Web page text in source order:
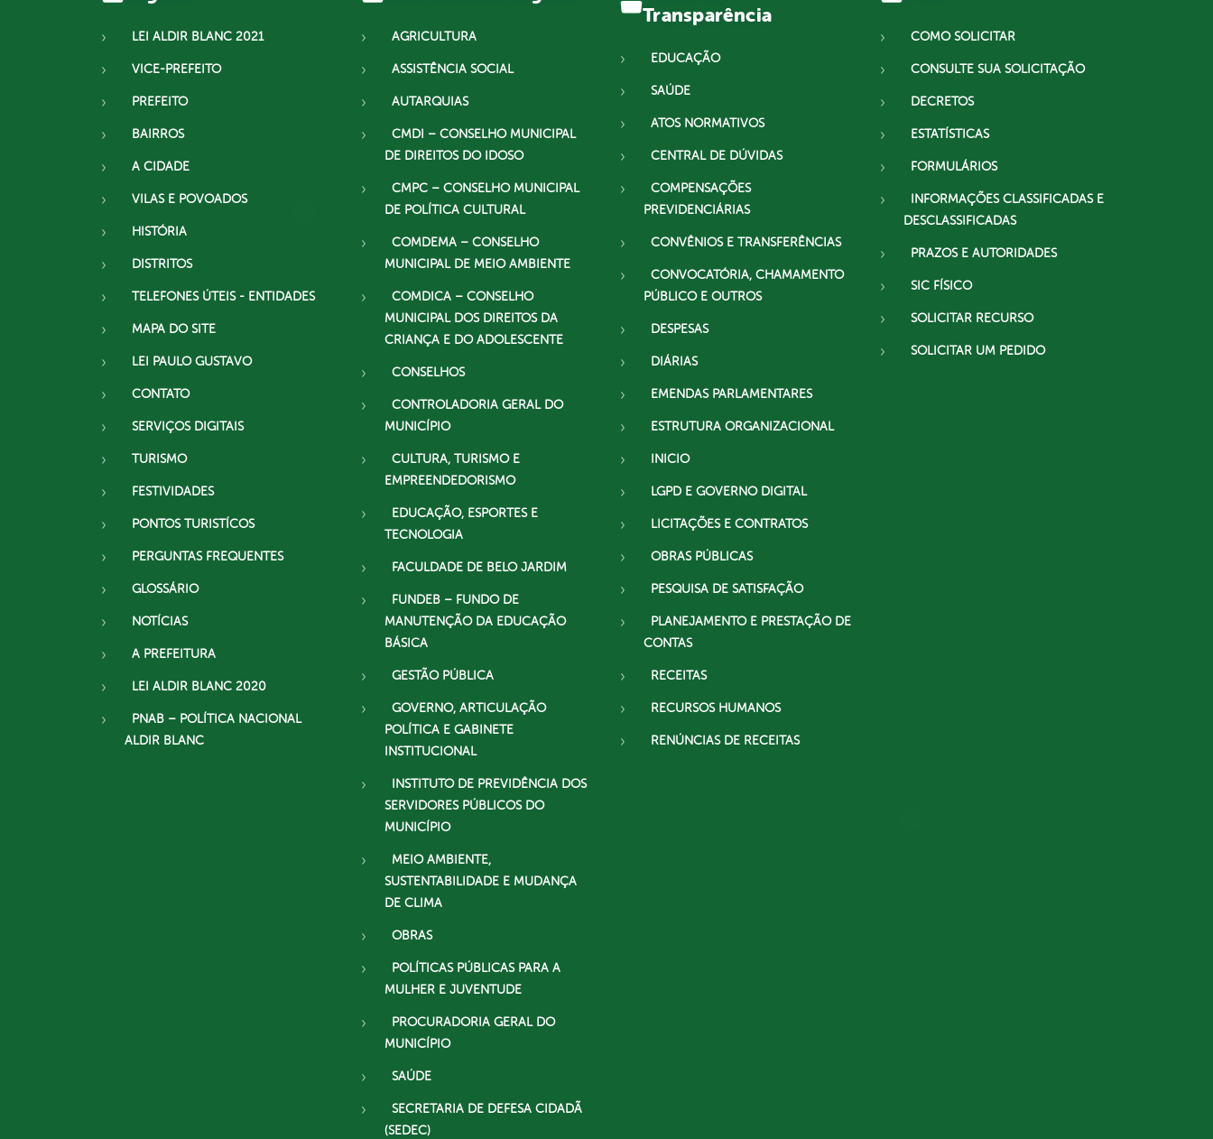
LEI ALDIR BLANC 2021
VICE-PREFEITO
PREFEITO
BAIRROS
A CIDADE
VILAS E POVOADOS
HISTÓRIA
DISTRITOS
TELEFONES ÚTEIS - ENTIDADES
MAPA DO SITE
LEI PAULO GUSTAVO
CONTATO
SERVIÇOS DIGITAIS
TURISMO
FESTIVIDADES
PONTOS TURISTÍCOS
PERGUNTAS FREQUENTES
GLOSSÁRIO
NOTÍCIAS
A PREFEITURA
LEI ALDIR BLANC 2020
PNAB – POLÍTICA NACIONAL
ALDIR BLANC
AGRICULTURA
ASSISTÊNCIA SOCIAL
AUTARQUIAS
CMDI – CONSELHO MUNICIPAL
DE DIREITOS DO IDOSO
CMPC – CONSELHO MUNICIPAL
DE POLÍTICA CULTURAL
COMDEMA – CONSELHO
MUNICIPAL DE MEIO AMBIENTE
COMDICA – CONSELHO
MUNICIPAL DOS DIREITOS DA
CRIANÇA E DO ADOLESCENTE
CONSELHOS
CONTROLADORIA GERAL DO
MUNICÍPIO
CULTURA, TURISMO E
EMPREENDEDORISMO
EDUCAÇÃO, ESPORTES E
TECNOLOGIA
FACULDADE DE BELO JARDIM
FUNDEB – FUNDO DE
MANUTENÇÃO DA EDUCAÇÃO
BÁSICA
GESTÃO PÚBLICA
GOVERNO, ARTICULAÇÃO
POLÍTICA E GABINETE
INSTITUCIONAL
INSTITUTO DE PREVIDÊNCIA DOS
SERVIDORES PÚBLICOS DO
MUNICÍPIO
MEIO AMBIENTE,
SUSTENTABILIDADE E MUDANÇA
DE CLIMA
OBRAS
POLÍTICAS PÚBLICAS PARA A
MULHER E JUVENTUDE
PROCURADORIA GERAL DO
MUNICÍPIO
SAÚDE
SECRETARIA DE DEFESA CIDADÃ
(SEDEC)
Transparência
EDUCAÇÃO
SAÚDE
ATOS NORMATIVOS
CENTRAL DE DÚVIDAS
COMPENSAÇÕES
PREVIDENCIÁRIAS
CONVÊNIOS E TRANSFERÊNCIAS
CONVOCATÓRIA, CHAMAMENTO
PÚBLICO E OUTROS
DESPESAS
DIÁRIAS
EMENDAS PARLAMENTARES
ESTRUTURA ORGANIZACIONAL
INICIO
LGPD E GOVERNO DIGITAL
LICITAÇÕES E CONTRATOS
OBRAS PÚBLICAS
PESQUISA DE SATISFAÇÃO
PLANEJAMENTO E PRESTAÇÃO DE
CONTAS
RECEITAS
RECURSOS HUMANOS
RENÚNCIAS DE RECEITAS
COMO SOLICITAR
CONSULTE SUA SOLICITAÇÃO
DECRETOS
ESTATÍSTICAS
FORMULÁRIOS
INFORMAÇÕES CLASSIFICADAS E
DESCLASSIFICADAS
PRAZOS E AUTORIDADES
SIC FÍSICO
SOLICITAR RECURSO
SOLICITAR UM PEDIDO